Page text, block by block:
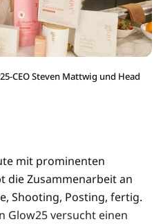
CEO Steven Mattwig und Head
mit prominenten
die Zusammenarbeit an
Shooting, Posting, fertig.
Glow25 versucht einen